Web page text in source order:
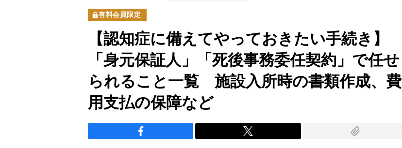
有料会員限定
【認知症に備えてやっておきたい手続き】
「身元保証人」「死後事務委任契約」で任せ
られること一覧 施設入所時の書類作成、費
用支払の保障など